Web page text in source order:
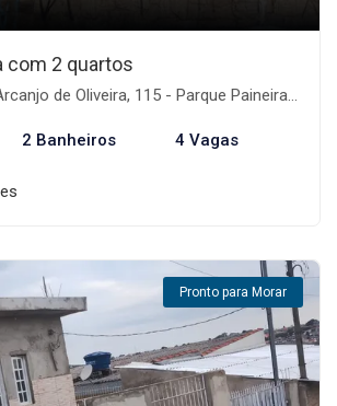
com 2 quartos
de Oliveira, 115 - Parque Paineiras, São Paulo-SP
2 Banheiros 4 Vagas
Pronto para Morar